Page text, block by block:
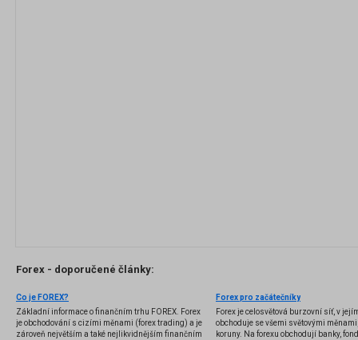
Forex - doporučené články:
Co je FOREX?
Základní informace o finančním trhu FOREX. Forex
je obchodování s cizími měnami (forex trading) a je
zároveň největším a také nejlikvidnějším finančním
Forex pro začátečníky
Forex je celosvětová burzovní síť, v
obchoduje se všemi světovými
koruny. Na forexu obchodují banky,